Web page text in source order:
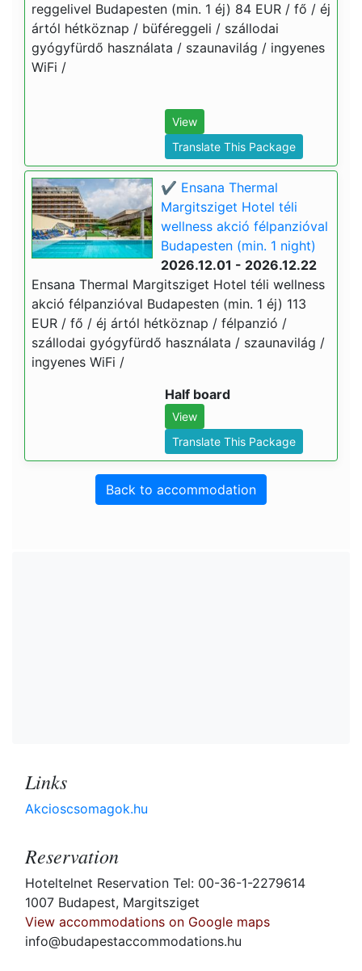
reggelivel Budapesten (min. 1 éj) 84 EUR / fő / éj
ártól hétköznap / büféreggeli / szállodai
gyógyfürdő használata / szaunavilág / ingyenes
WiFi /
View
Translate This Package
✔️ Ensana Thermal
Margitsziget Hotel téli
wellness akció félpanzióval
Budapesten (min. 1 night)
2026.12.01 - 2026.12.22
Ensana Thermal Margitsziget Hotel téli wellness
akció félpanzióval Budapesten (min. 1 éj) 113
EUR / fő / éj ártól hétköznap / félpanzió /
szállodai gyógyfürdő használata / szaunavilág /
ingyenes WiFi /
Half board
View
Translate This Package
Back to accommodation
Links
Akcioscsomagok.hu
Reservation
Hoteltelnet Reservation Tel: 00-36-1-2279614
1007 Budapest, Margitsziget
View accommodations on Google maps
info@budapestaccommodations.hu